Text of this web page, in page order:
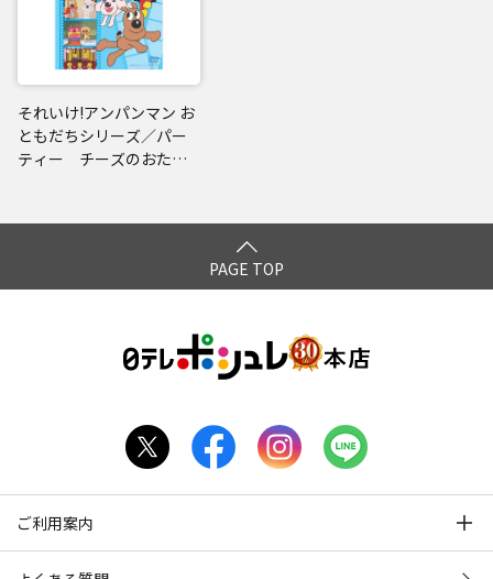
それいけ!アンパンマン お
ともだちシリーズ／パー
ティー チーズのおたん
PAGE TOP
ご利用案内